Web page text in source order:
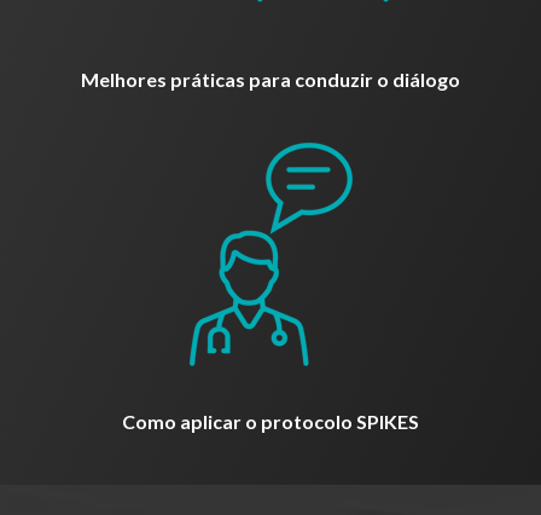
Melhores práticas para conduzir o diálogo
Como aplicar o protocolo SPIKES